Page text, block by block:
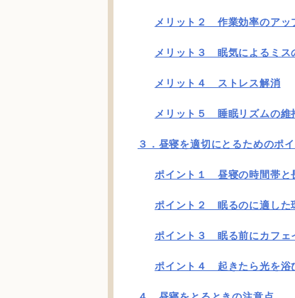
メリット２ 作業効率のアッ
メリット３ 眠気によるミス
メリット４ ストレス解消
メリット５ 睡眠リズムの維
３．昼寝を適切にとるためのポ
ポイント１ 昼寝の時間帯と
ポイント２ 眠るのに適した
ポイント３ 眠る前にカフェ
ポイント４ 起きたら光を浴